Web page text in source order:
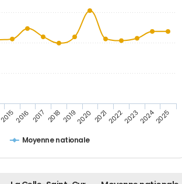
Moyenne nationale
20152016 2017 201820192020 20212022202320242025